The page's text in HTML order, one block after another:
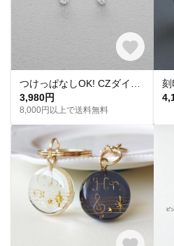
3,980円
8,000円以上で送料無料